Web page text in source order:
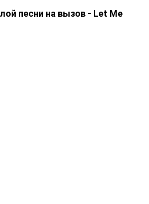
песни на вызов - Let Me